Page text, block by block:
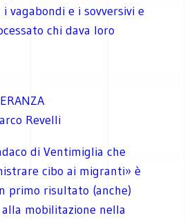
vagabondi e i sovversivi e
chi dava loro
Revelli
di Ventimiglia che
cibo ai migranti» è
primo risultato (anche)
mobilitazione nella